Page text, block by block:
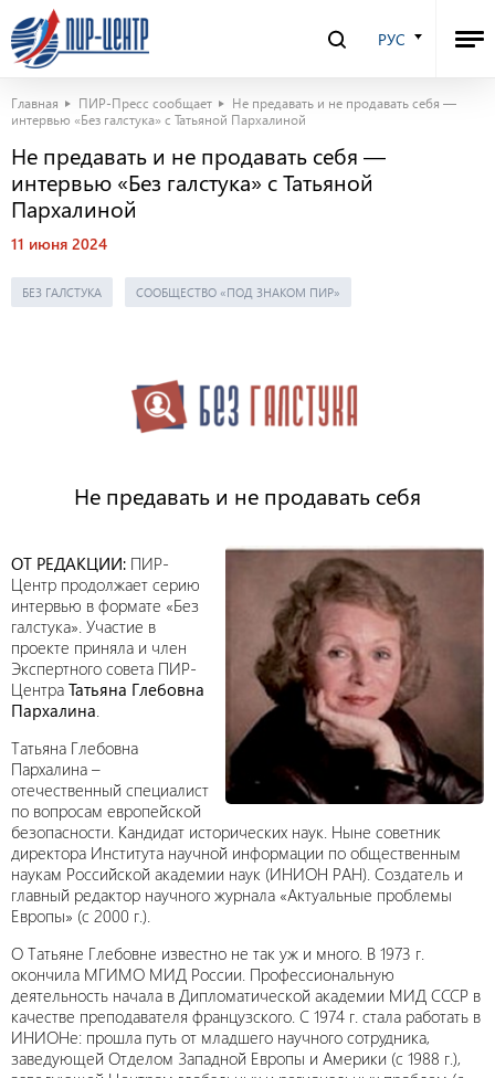
РУС
Главная ПИР-Пресс сообщает
Не предавать и не продавать себя —
интервью «Без галстука» с Татьяной Пархалиной
Не предавать и не продавать себя —
интервью «Без галстука» с Татьяной
Пархалиной
11 июня 2024
БЕЗ ГАЛСТУКА СООБЩЕСТВО «ПОД ЗНАКОМ ПИР»
Не предавать и не продавать себя
ОТ РЕДАКЦИИ: ПИР-
Центр продолжает серию
интервью в формате «Без
галстука». Участие в
проекте приняла и член
Экспертного совета ПИР-
Центра Татьяна Глебовна
Пархалина.
Татьяна Глебовна
Пархалина –
отечественный специалист
по вопросам европейской
безопасности. Кандидат исторических наук. Ныне советник
директора Института научной информации по общественным
наукам Российской академии наук (ИНИОН РАН). Создатель и
главный редактор научного журнала «Актуальные проблемы
Европы» (с 2000 г.).
О Татьяне Глебовне известно не так уж и много. В 1973 г.
окончила МГИМО МИД России. Профессиональную
деятельность начала в Дипломатической академии МИД СССР в
качестве преподавателя французского. С 1974 г. стала работать в
ИНИОНе: прошла путь от младшего научного сотрудника,
заведующей Отделом Западной Европы и Америки (с 1988 г.),